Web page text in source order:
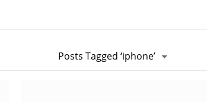
Posts Tagged ‘iphone’